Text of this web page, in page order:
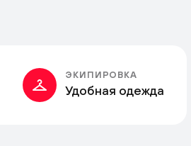
ЭКИПИРОВКА
Удобная одежда